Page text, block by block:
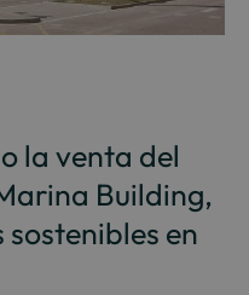
la venta del
Building,
en